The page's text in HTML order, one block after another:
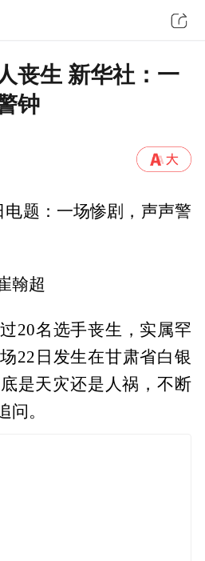
丧生 新华社：一
钟
电题：一场惨剧，声声警
翰超
20名选手丧生，实属罕
22日发生在甘肃省白银
是天灾还是人祸，不断
问。